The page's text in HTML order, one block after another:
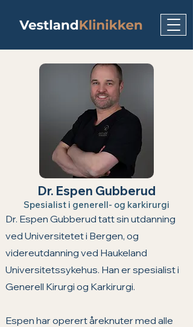
Dr. Espen Gubberud
Spesialist i generell- og karkirurgi
Dr. Espen Gubberud tatt sin utdanning
ved Universitetet i Bergen, og
videreutdanning ved Haukeland
Universitetssykehus. Han er spesialist i
Generell Kirurgi og Karkirurgi.
Espen har operert åreknuter med alle